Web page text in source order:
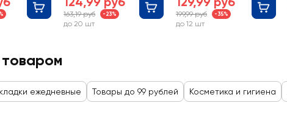
163,19 руб -23%
до 20 шт
199,99 руб -35%
до 12 шт
ежедневные Товары до 99 рублей Косметика и гигиена